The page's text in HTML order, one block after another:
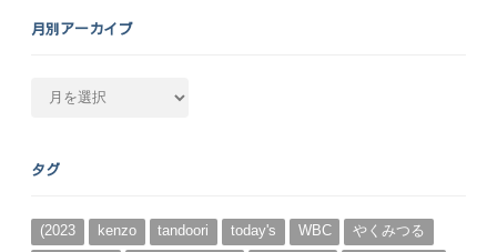
月別アーカイブ
カ
ブ
タグ
(2023 kenzo tandoori today's WBC
やくみつる